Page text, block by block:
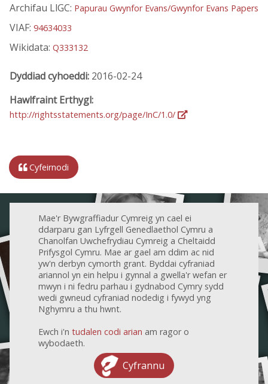
Archifau LlGC: Papurau Gwynfor Evans/Gwynfor Evans Papers
VIAF: 94634033
Wikidata: Q333132
Dyddiad cyhoeddi: 2016-02-24
Hawlfraint Erthygl:
http://rightsstatements.org/page/InC/1.0/
Cyfeirnodi
Mae'r Bywgraffiadur Cymreig yn cael ei
ddarparu gan Lyfrgell Genedlaethol Cymru a
Chanolfan Uwchefrydiau Cymreig a Cheltaidd
Prifysgol Cymru. Mae ar gael am ddim ac nid
yw'n derbyn cymorth grant. Byddai cyfraniad
ariannol yn ein helpu i gynnal a gwella'r wefan er
mwyn i ni fedru parhau i gydnabod Cymry sydd
wedi gwneud cyfraniad nodedig i fywyd yng
Nghymru a thu hwnt.
Ewch i'n tudalen codi arian am ragor o
wybodaeth.
Cyfrannu